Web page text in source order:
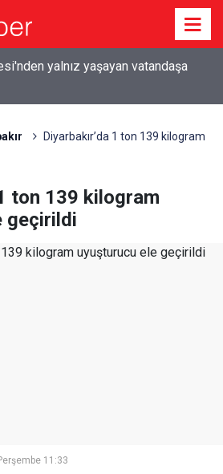
yalnız yaşayan vatandaşa
şüphelinin üzerinden 560 sentetik hap
Diyarbakır’da 1 ton 139 kilogram
ton 139 kilogram
geçirildi
11:33